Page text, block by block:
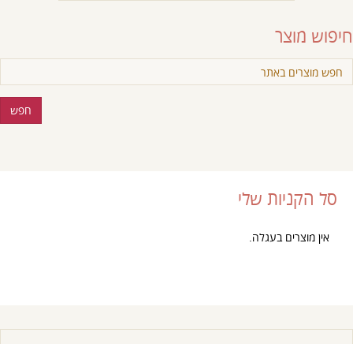
חיפוש מוצר
סל הקניות שלי
אין מוצרים בעגלה.